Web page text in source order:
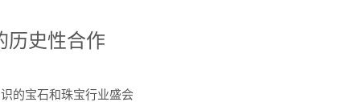
历史性合作
的宝石和珠宝行业盛会